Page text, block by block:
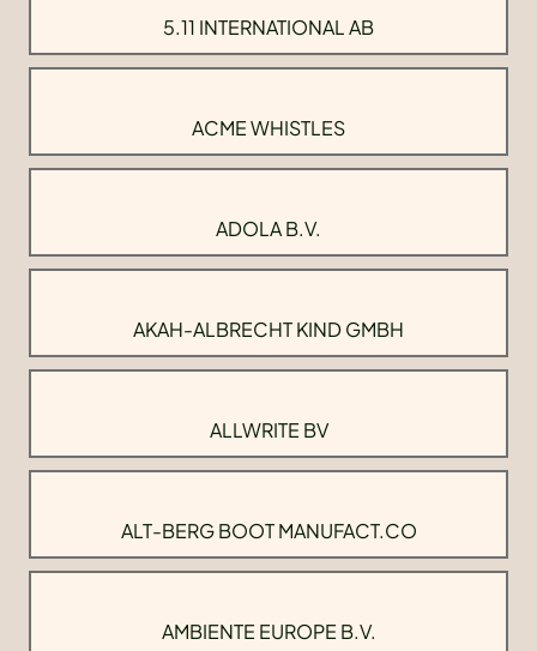
5.11 INTERNATIONAL AB
ACME WHISTLES
ADOLA B.V.
AKAH-ALBRECHT KIND GMBH
ALLWRITE BV
ALT-BERG BOOT MANUFACT.CO
AMBIENTE EUROPE B.V.